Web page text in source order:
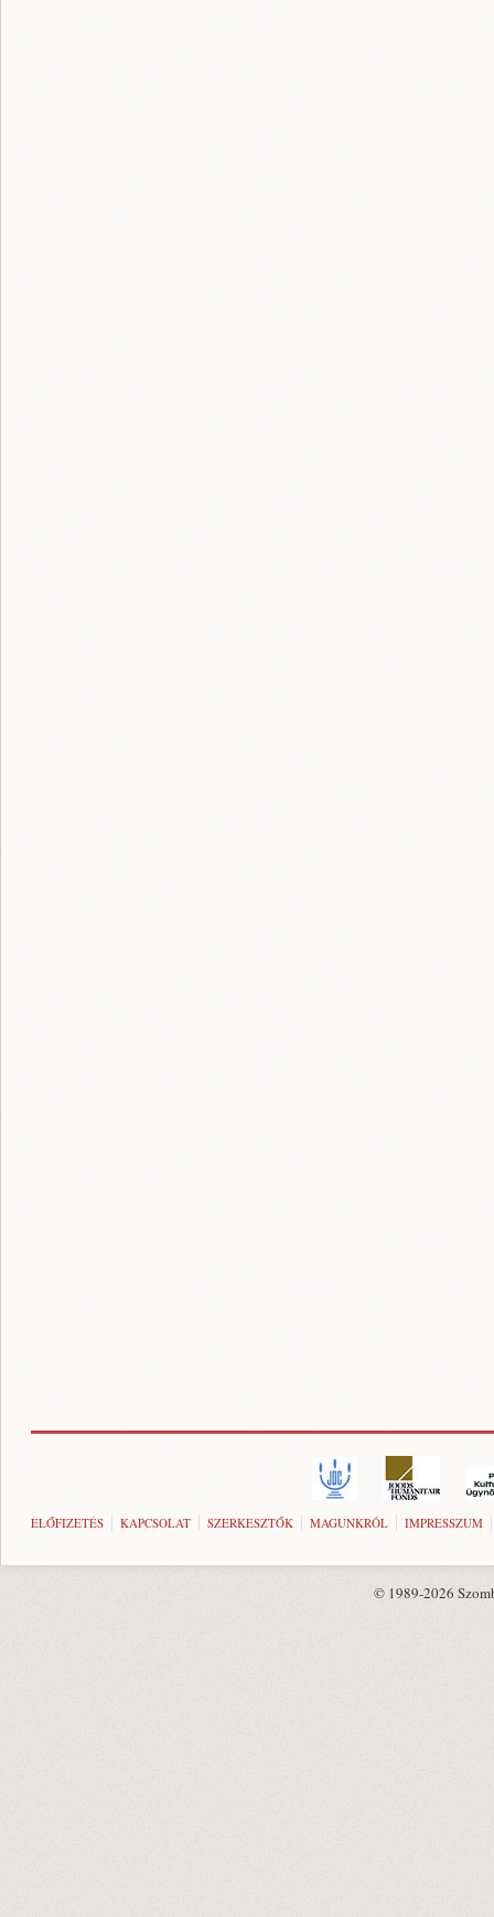
ELŐFIZETÉS KAPCSOLAT SZERKESZTŐK MAGUNKRÓL IMPRESSZUM
© 1989-2026